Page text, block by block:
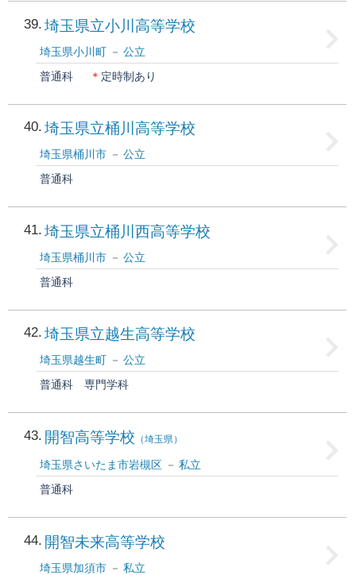
39 埼玉県立小川高等学校
埼玉県小川町
公立
普通科
＊ 定時制あり
40 埼玉県立桶川高等学校
埼玉県桶川市
公立
普通科
41 埼玉県立桶川西高等学校
埼玉県桶川市
公立
普通科
42 埼玉県立越生高等学校
埼玉県越生町
公立
普通科
専門学科
43 開智高等学校 （埼玉県）
埼玉県さいたま市岩槻区
私立
普通科
44 開智未来高等学校
埼玉県加須市
私立